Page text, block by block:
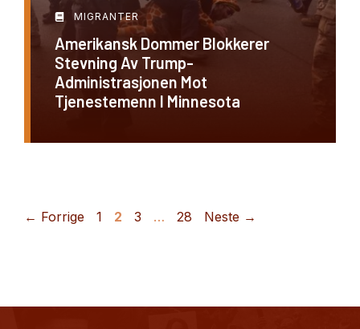
MIGRANTER
Amerikansk Dommer Blokkerer
Stevning Av Trump-
Administrasjonen Mot
Tjenestemenn I Minnesota
← Forrige Side
1 Side
2 Side
3 … Side
28 Neste →